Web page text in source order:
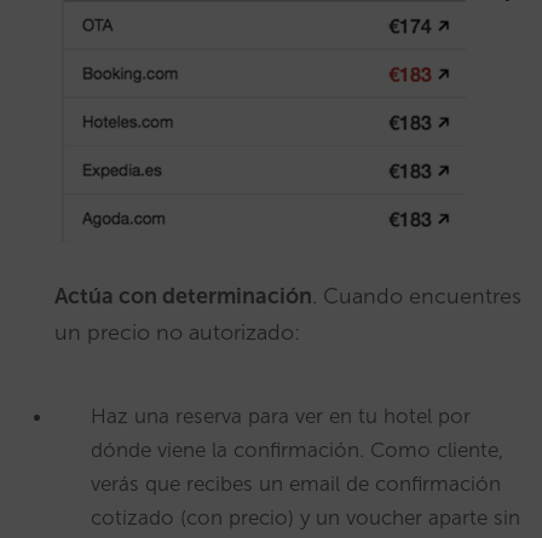
Actúa con determinación. Cuando encuentres
un precio no autorizado:
Haz una reserva para ver en tu hotel por
dónde viene la confirmación. Como cliente,
verás que recibes un email de confirmación
cotizado (con precio) y un voucher aparte sin